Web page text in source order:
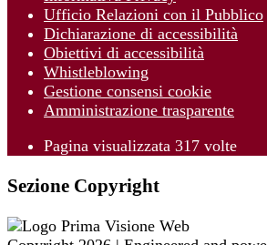
Ufficio Relazioni con il Pubblico
Dichiarazione di accessibilità
Obiettivi di accessibilità
Whistleblowing
Gestione consensi cookie
Amministrazione trasparente
Pagina visualizzata 317 volte
Sezione Copyright